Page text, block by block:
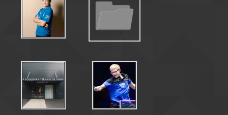
paralympique de
Matéo Bohéas